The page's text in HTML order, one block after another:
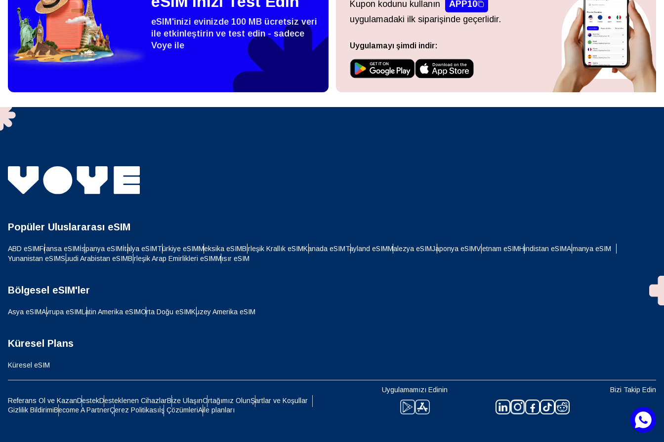
eSIM'inizi evinizde 100 MB ücretsiz veri
ile etkinleştirin ve test edin - sadece
Voye ile
Kupon kodunu kullanın
APP10
uygulamadaki ilk siparişinde geçerlidir.
Uygulamayı şimdi indir:
Popüler Uluslararası eSIM
ABD eSIMFransa eSIMİspanya eSIMİtalya eSIMTürkiye eSIMMeksika eSIMBirleşik Krallık eSIMKanada eSIMTayland eSIMMalezya eSIMJaponya eSIMVietnam eSIMHindistan eSIMAlmanya eSIM
Yunanistan eSIMSuudi Arabistan eSIMBirleşik Arap Emirlikleri eSIMMısır eSIM
Bölgesel eSIM'ler
Asya eSIMAvrupa eSIMLatin Amerika eSIMOrta Doğu eSIMKuzey Amerika eSIM
Küresel Plans
Küresel eSIM
Referans Ol ve KazanDestekDesteklenen CihazlarBize UlaşınOrtağımız OlunŞartlar ve Koşullar
Gizlilik BildirimiBecome A PartnerÇerez Politikasıİş ÇözümleriAile planları
Uygulamamızı Edinin Bizi Takip Edin
Deutsch
עברית
SGD - Singapur Doları TWD - Yeni Tayvan Doları
JPY - Japon Yeni EUR - Euro
THB - Tayland Bahtı PHP - Filipin Pesosu
HKD - Hong Kong Doları